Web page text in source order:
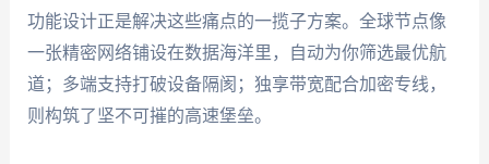
功能设计正是解决这些痛点的一揽子方案。全球节点像
一张精密网络铺设在数据海洋里，自动为你筛选最优航
道；多端支持打破设备隔阂；独享带宽配合加密专线，
则构筑了坚不可摧的高速堡垒。